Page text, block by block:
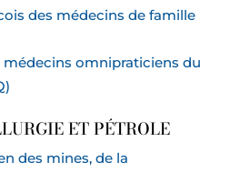
des médecins de famille
médecins omnipraticiens du
ET PÉTROLE
des mines, de la